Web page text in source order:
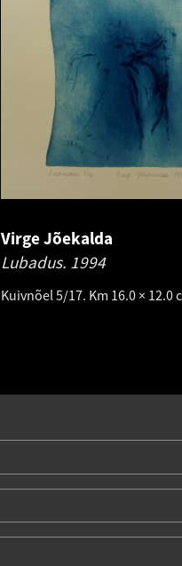
Virge Jõekalda
Lubadus. 1994
Kuivnõel 5/17. Km 16.0 × 12.0